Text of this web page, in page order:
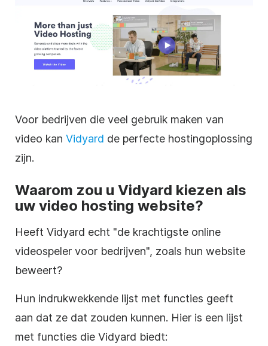
Voor bedrijven die veel gebruik maken van
video kan Vidyard de perfecte hostingoplossing
zijn.
Waarom zou u Vidyard kiezen als
uw video hosting website?
Heeft Vidyard echt "de krachtigste online
videospeler voor bedrijven", zoals hun website
beweert?
Hun indrukwekkende lijst met functies geeft
aan dat ze dat zouden kunnen. Hier is een lijst
met functies die Vidyard biedt: